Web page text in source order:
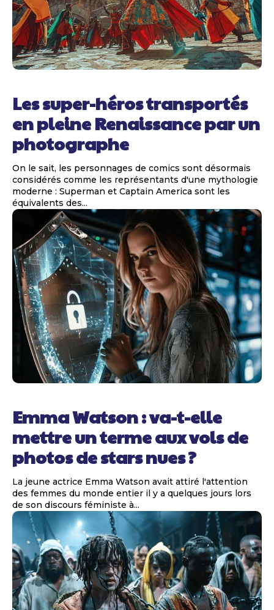
Les super-héros transportés
en pleine Renaissance par un
photographe
On le sait, les personnages de comics sont désormais
considérés comme les représentants d'une mythologie
moderne : Superman et Captain America sont les
équivalents des...
Emma Watson : va-t-elle
mettre un terme aux vols de
photos de stars nues ?
La jeune actrice Emma Watson avait attiré l'attention
des femmes du monde entier il y a quelques jours lors
de son discours féministe à...